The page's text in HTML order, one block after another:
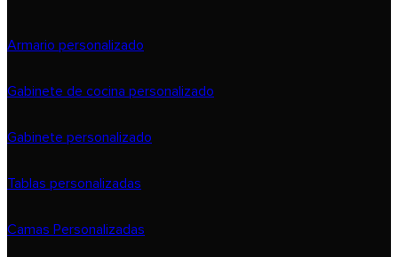
Armario personalizado
Gabinete de cocina personalizado
Gabinete personalizado
Tablas personalizadas
Camas Personalizadas